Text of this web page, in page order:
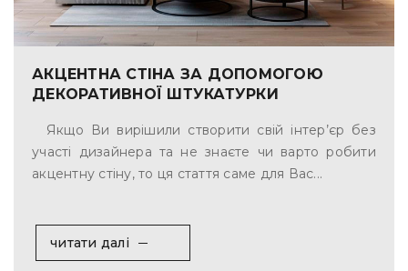
АКЦЕНТНА СТІНА ЗА ДОПОМОГОЮ
ДЕКОРАТИВНОЇ ШТУКАТУРКИ
Якщо Ви вирішили створити свій інтер’єр без
участі дизайнера та не знаєте чи варто робити
акцентну стіну, то ця стаття саме для Вас...
читати далі